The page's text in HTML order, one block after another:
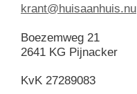
krant@huisaanhuis.nu
Boezemweg 21
2641 KG Pijnacker
KvK 27289083